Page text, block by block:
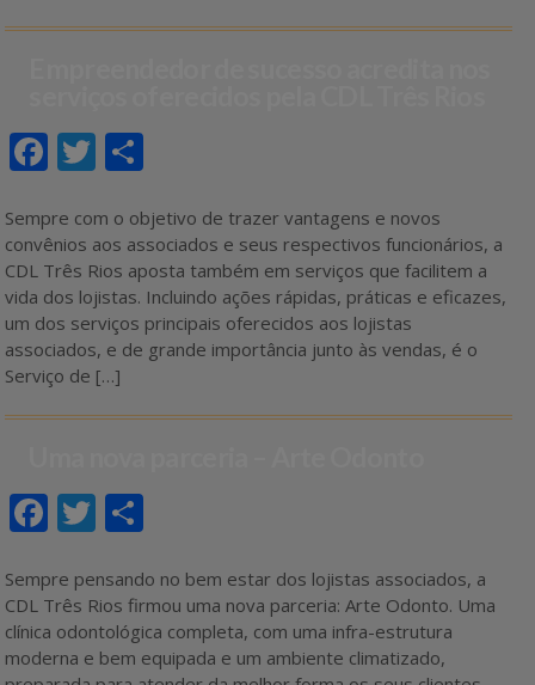
F
ac
e
b
o
o
k
T
w
itt
er
ar
e
Sempre com o objetivo de trazer vantagens e novos
convênios aos associados e seus respectivos funcionários, a
CDL Três Rios aposta também em serviços que facilitem a
vida dos lojistas. Incluindo ações rápidas, práticas e eficazes,
um dos serviços principais oferecidos aos lojistas
associados, e de grande importância junto às vendas, é o
Serviço de […]
F
ac
e
b
o
T
w
itt
er
ar
e
Sempre pensando no bem estar dos lojistas associados, a
CDL Três Rios firmou uma nova parceria: Arte Odonto. Uma
clínica odontológica completa, com uma infra-estrutura
moderna e bem equipada e um ambiente climatizado,